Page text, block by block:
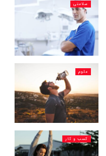
سلامتی
علوم
کسب و کار